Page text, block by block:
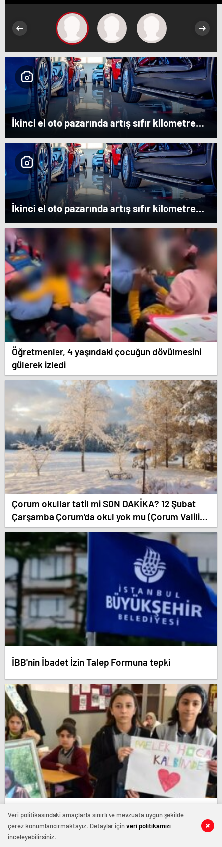
İkinci el oto pazarında artış sıfır kilometre
araçlarda düşüşle beraber geldi
İkinci el oto pazarında artış sıfır kilometre
araçlarda düşüşle beraber geldi
Öğretmenler, 4 yaşındaki çocuğun dövülmesini
gülerek izledi
Çorum okullar tatil mi SON DAKİKA? 12 Şubat
Çarşamba Çorum’da okul yok mu (Çorum Valiliği
Açıklaması – KAR TATİLİ)?
İBB'nin İbadet İzin Talep Formuna tepki
kaybetti
Veri politikasındaki amaçlarla sınırlı ve mevzuata uygun şekilde
çerez konumlandırmaktayız. Detaylar içinveri politikamızı
inceleyebilirsiniz.